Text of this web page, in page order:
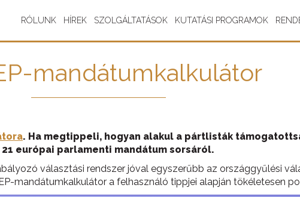
RÓLUNK HÍREK SZOLGÁLTATÁSOK KUTATÁSI PROGRAMOK
mandátumkalkulátor
. Ha megtippeli, hogyan alakul a pártlisták
európai parlamenti mandátum sorsáról.
választási rendszer jóval egyszerűbb az országgyűlési
mandátumkalkulátor a felhasználó tippjei alapján tökéletesen